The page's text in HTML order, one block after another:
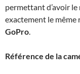
permettant d’avoir le
exactement le même
GoPro.
Référence de la